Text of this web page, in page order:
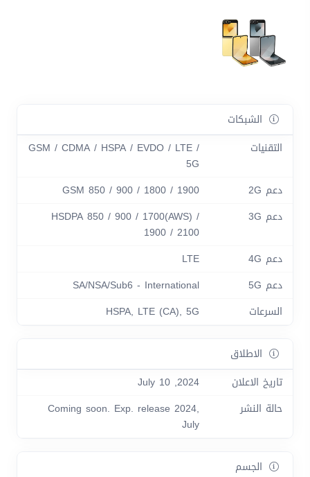
الشبكات
التقنيات
GSM / CDMA / HSPA / EVDO / LTE /
5G
دعم 2G
GSM 850 / 900 / 1800 / 1900
دعم 3G
HSDPA 850 / 900 / 1700(AWS) /
1900 / 2100
دعم 4G
LTE
دعم 5G
SA/NSA/Sub6 - International
السرعات
HSPA, LTE (CA), 5G
الاطلاق
تاريخ الاعلان
2024, July 10
حالة النشر
Coming soon. Exp. release 2024,
July
الجسم